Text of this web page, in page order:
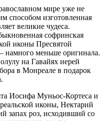
мире уже не
способом изготовленная
великие чудеса.
софринская
иконы Пресвятой
намного меньше оригинала.
на Гавайях иерей
в Монреале в подарок
Иосифа Муньос-Кортеса и
иконы, Нектарий
запах роз, исходивший со